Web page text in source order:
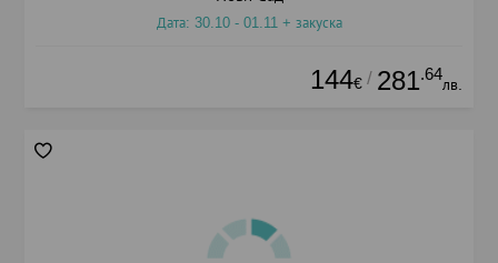
Дата: 30.10 - 01.11 + закуска
144€ / 281.64
лв.